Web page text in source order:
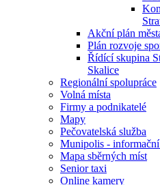
Akční plán
Plán rozvoje
Řídící skupina
Skalice
Regionální spolupráce
Volná místa
Firmy a podnikatelé
Mapy
Pečovatelská služba
Munipolis - informační
Mapa sběrných míst
Senior taxi
Online kamery